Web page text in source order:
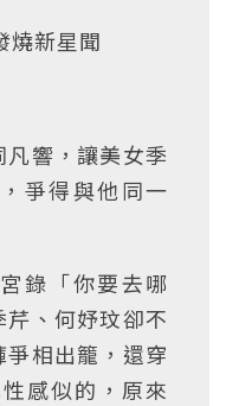
新星聞
響，讓美女季
爭得與他同一
錄「你要去哪
、何妤玟卻不
相出籠，還穿
感似的，原來